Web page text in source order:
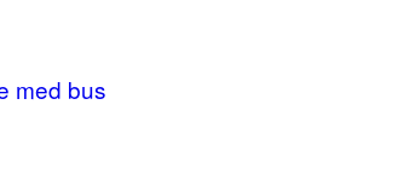
med bus